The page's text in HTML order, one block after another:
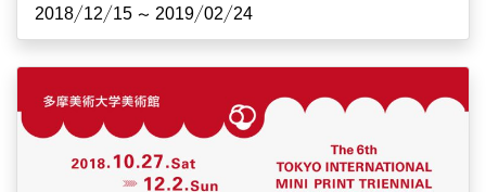
2018/12/15 ~ 2019/02/24